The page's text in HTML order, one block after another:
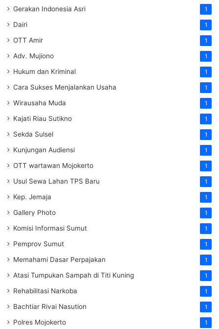
Gerakan Indonesia Asri 1
Dairi 1
OTT Amir 1
Adv. Mujiono 1
Hukum dan Kriminal 1
Cara Sukses Menjalankan Usaha 1
Wirausaha Muda 1
Kajati Riau Sutikno 1
Sekda Sulsel 1
Kunjungan Audiensi 1
OTT wartawan Mojokerto 1
Usul Sewa Lahan TPS Baru 1
Kep. Jemaja 1
Gallery Photo 1
Komisi Informasi Sumut 1
Pemprov Sumut 1
Memahami Dasar Perpajakan 1
Atasi Tumpukan Sampah di Titi Kuning 1
Rehabilitasi Narkoba 1
Bachtiar Rivai Nasution 1
Polres Mojokerto 1